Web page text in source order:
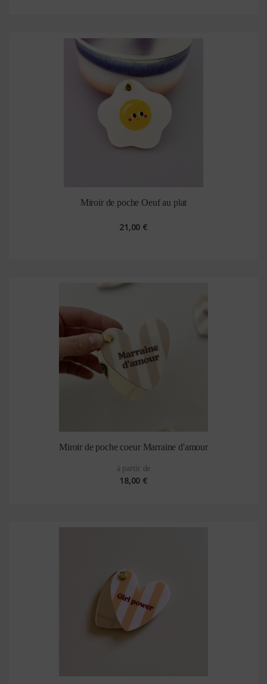
Miroir de poche Oeuf au plat
21,00 €
Miroir de poche coeur Marraine d'amour
à partir de
18,00 €